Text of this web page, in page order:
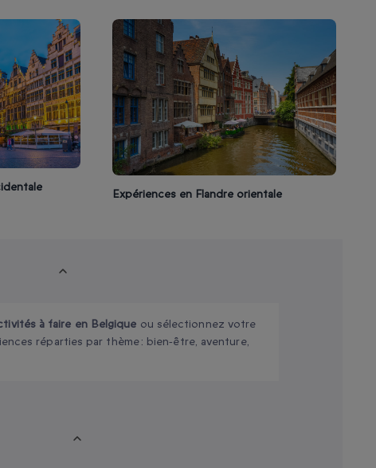
Expériences en Flandre orientale
à faire en Belgique ou sélectionnez votre
réparties par thème : bien‑être, aventure,